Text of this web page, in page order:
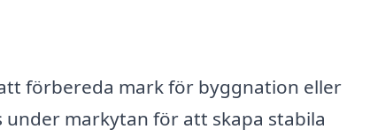
förbereda mark för byggnation eller
markytan för att skapa stabila